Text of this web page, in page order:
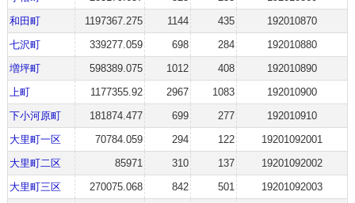
和田町
1197367.275 1144 435
192010870
七沢町
339277.059 698 284
192010880
増坪町
598389.075 1012 408
192010890
上町
1177355.92 2967 1083
192010900
下小河原町
181874.477 699 277
192010910
大里町一区
70784.059 294 122
19201092001
大里町二区
85971 310 137
19201092002
大里町三区
270075.068 842 501
19201092003